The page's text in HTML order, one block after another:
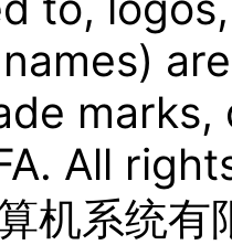
All
机系统